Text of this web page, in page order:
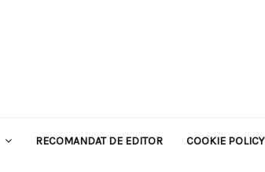
RECOMANDAT DE EDITOR COOKIE POLICY